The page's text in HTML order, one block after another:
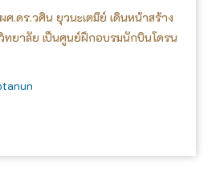
.ดร.วศิน ยุวนะเตมีย์ เดินหน้าสร้าง
ยาลัย เป็นศูนย์ฝึกอบรมนักบินโดรน